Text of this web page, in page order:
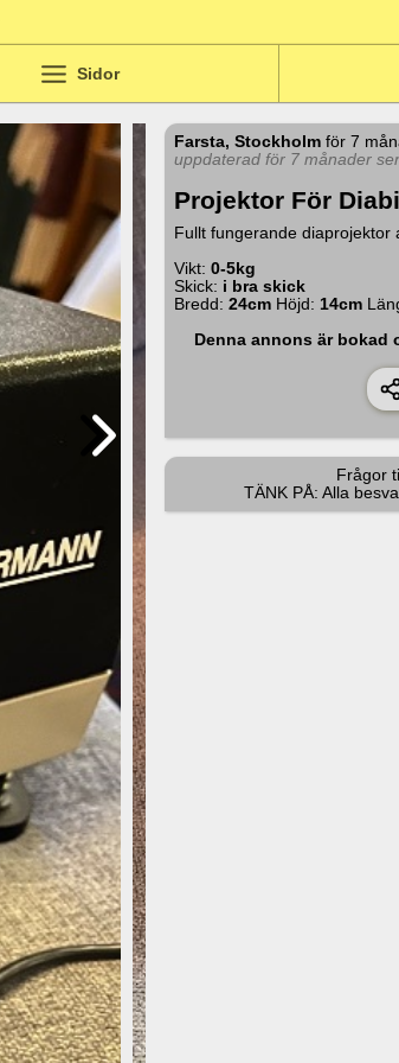
Sidor
Farsta, Stockholm för 7
uppdaterad för 7 månader
Projektor För
Fullt fungerande diaprojektor
Vikt: 0-5kg
Skick: i bra skick
Bredd: 24cm Höjd: 14cm
Denna annons är bokad
Frågor
TÄNK PÅ: Alla